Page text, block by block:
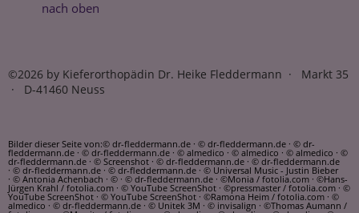
nach oben
©2026 by Kieferorthopädin Dr. Heike Fleddermann · Markt 35
· D-41460 Neuss
Bilder dieser Seite von:© dr-fleddermann.de · © dr-fleddermann.de · © dr-
fleddermann.de · © dr-fleddermann.de · © almedico · © almedico · © almedico · ©
dr-fleddermann.de · © Screenshot · © dr-fleddermann.de · © dr-fleddermann.de
· © dr-fleddermann.de · © dr-fleddermann.de · © Universal Music - Justin Bieber
· © Antonia Achenbach · © · © dr-fleddermann.de · ©Monia / fotolia.com · ©Hans-
Jürgen Krahl / fotolia.com · © YouTube ScreenShot · ©pressmaster / fotolia.com · ©
YouTube ScreenShot · © YouTube ScreenShot · ©Ramona Heim / fotolia.com · ©
almedico · © dr-fleddermann.de · © Unitek 3M · © invisalign · ©Thomas Aumann /